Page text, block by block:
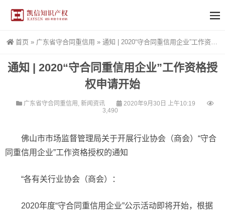
首页 » 广东省守合同重信用 » 通知 | 2020“守合同重信用企业”工作资格授权申请开始
通知 | 2020“守合同重信用企业”工作资格授
权申请开始
广东省守合同重信用 , 新闻资讯
2020年9月30日 上午10:19
3,490
佛山市市场监督管理局关于开展行业协会（商会）“守合
同重信用企业”工作资格授权的通知
“各有关行业协会（商会）：
2020年度“守合同重信用企业”公示活动即将开始，根据